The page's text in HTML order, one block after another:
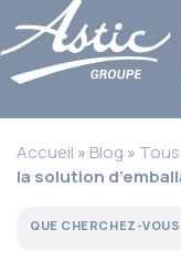
Accueil » Blog »
la solution